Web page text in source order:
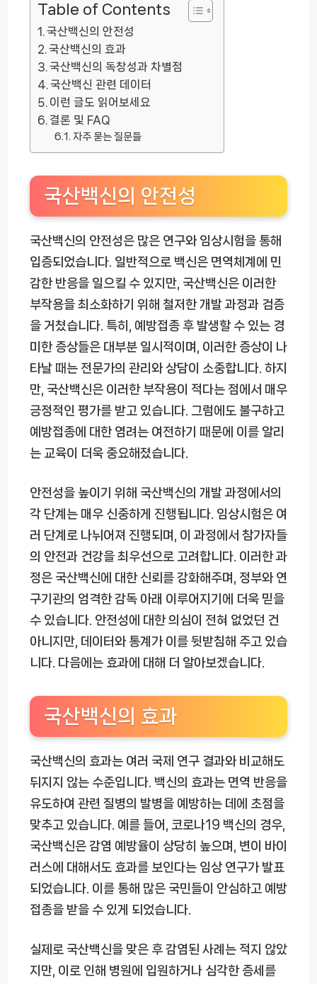
Table of Contents
국산백신의 안전성
국산백신의 효과
국산백신의 독창성과 차별점
국산백신 관련 데이터
이런 글도 읽어보세요
결론 및 FAQ
자주 묻는 질문들
국산백신의 안전성
국산백신의 안전성은 많은 연구와 임상시험을 통해
입증되었습니다. 일반적으로 백신은 면역체계에 민
감한 반응을 일으킬 수 있지만, 국산백신은 이러한
부작용을 최소화하기 위해 철저한 개발 과정과 검증
을 거쳤습니다. 특히, 예방접종 후 발생할 수 있는 경
미한 증상들은 대부분 일시적이며, 이러한 증상이 나
타날 때는 전문가의 관리와 상담이 소중합니다. 하지
만, 국산백신은 이러한 부작용이 적다는 점에서 매우
긍정적인 평가를 받고 있습니다. 그럼에도 불구하고
예방접종에 대한 염려는 여전하기 때문에 이를 알리
는 교육이 더욱 중요해졌습니다.
안전성을 높이기 위해 국산백신의 개발 과정에서의
각 단계는 매우 신중하게 진행됩니다. 임상시험은 여
러 단계로 나뉘어져 진행되며, 이 과정에서 참가자들
의 안전과 건강을 최우선으로 고려합니다. 이러한 과
정은 국산백신에 대한 신뢰를 강화해주며, 정부와 연
구기관의 엄격한 감독 아래 이루어지기에 더욱 믿을
수 있습니다. 안전성에 대한 의심이 전혀 없었던 건
아니지만, 데이터와 통계가 이를 뒷받침해 주고 있습
니다. 다음에는 효과에 대해 더 알아보겠습니다.
국산백신의 효과
국산백신의 효과는 여러 국제 연구 결과와 비교해도
뒤지지 않는 수준입니다. 백신의 효과는 면역 반응을
유도하여 관련 질병의 발병을 예방하는 데에 초점을
맞추고 있습니다. 예를 들어, 코로나19 백신의 경우,
국산백신은 감염 예방율이 상당히 높으며, 변이 바이
러스에 대해서도 효과를 보인다는 임상 연구가 발표
되었습니다. 이를 통해 많은 국민들이 안심하고 예방
접종을 받을 수 있게 되었습니다.
실제로 국산백신을 맞은 후 감염된 사례는 적지 않았
지만, 이로 인해 병원에 입원하거나 심각한 증세를